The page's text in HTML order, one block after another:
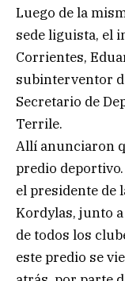
Luego de la
sede liguista, el
Corrientes,
subinterventor
Secretario de
Terrile.
Allí anunciaron
predio
el presidente de
Kordylas, junto
de todos los
este predio se